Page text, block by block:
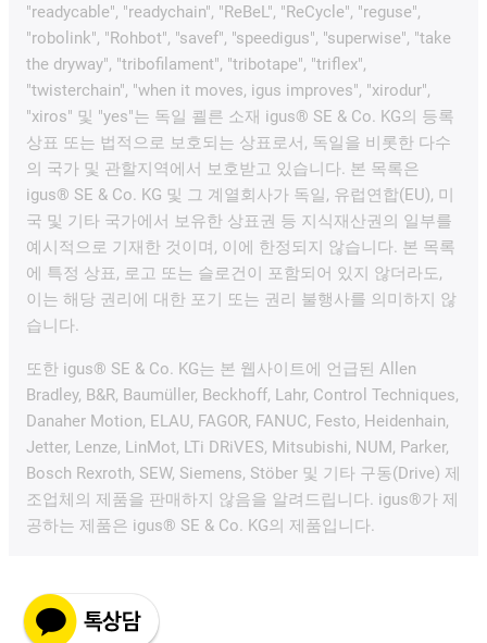
"readycable", "readychain", "ReBeL", "ReCycle", "reguse",
"robolink", "Rohbot", "savef", "speedigus", "superwise", "take
the dryway", "tribofilament", "tribotape", "triflex",
"twisterchain", "when it moves, igus improves", "xirodur",
"xiros" 및 "yes"는 독일 쾰른 소재 igus® SE & Co. KG의 등록
상표 또는 법적으로 보호되는 상표로서, 독일을 비롯한 다수
의 국가 및 관할지역에서 보호받고 있습니다. 본 목록은
igus® SE & Co. KG 및 그 계열회사가 독일, 유럽연합(EU), 미
국 및 기타 국가에서 보유한 상표권 등 지식재산권의 일부를
예시적으로 기재한 것이며, 이에 한정되지 않습니다. 본 목록
에 특정 상표, 로고 또는 슬로건이 포함되어 있지 않더라도,
이는 해당 권리에 대한 포기 또는 권리 불행사를 의미하지 않
습니다.
또한 igus® SE & Co. KG는 본 웹사이트에 언급된 Allen
Bradley, B&R, Baumüller, Beckhoff, Lahr, Control Techniques,
Danaher Motion, ELAU, FAGOR, FANUC, Festo, Heidenhain,
Jetter, Lenze, LinMot, LTi DRiVES, Mitsubishi, NUM, Parker,
Bosch Rexroth, SEW, Siemens, Stöber 및 기타 구동(Drive) 제
조업체의 제품을 판매하지 않음을 알려드립니다. igus®가 제
공하는 제품은 igus® SE & Co. KG의 제품입니다.